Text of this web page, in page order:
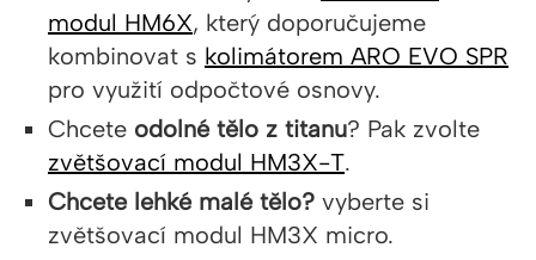
modul HM6X, který doporučujeme
kombinovat s kolimátorem ARO EVO SPR
pro využití odpočtové osnovy.
Chcete odolné tělo z titanu? Pak zvolte
zvětšovací modul HM3X-T.
Chcete lehké malé tělo? vyberte si
zvětšovací modul HM3X micro.